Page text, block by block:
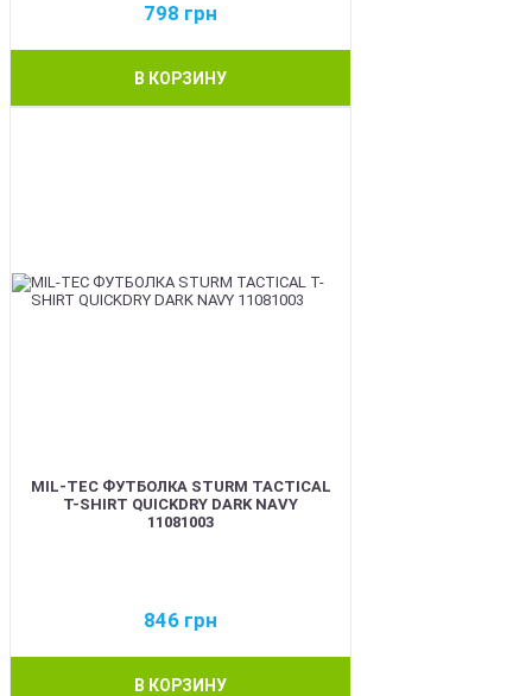
798 грн
В КОРЗИНУ
MIL-TEC ФУТБОЛКА STURM TACTICAL
T-SHIRT QUICKDRY DARK NAVY
11081003
846 грн
В КОРЗИНУ